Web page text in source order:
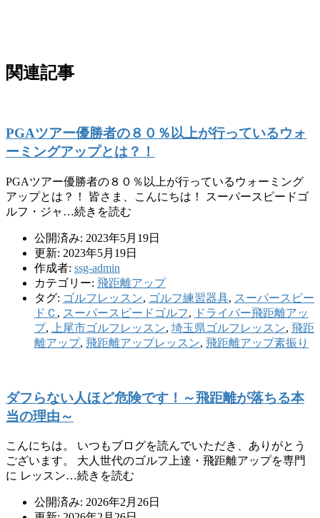
関連記事
PGAツアー優勝者の８０％以上が行っているウォ
ーミングアップとは？！
PGAツアー優勝者の８０％以上が行っているウォーミング
アップとは？！ 皆さま、こんにちは！ スーパースピードゴ
ルフ・ジャ…続きを読む
公開済み: 2023年5月19日
更新: 2023年5月19日
作成者: ssg-admin
カテゴリー: 飛距離アップ
タグ: ゴルフレッスン, ゴルフ練習器具, スーパースピー
ドＣ , スーパースピードゴルフ, ドライバー飛距離アッ
プ, 上尾市ゴルフレッスン, 埼玉県ゴルフレッスン, 飛距
離アップ, 飛距離アップレッスン, 飛距離アップ素振り
ダフらない人ほど危険です！～飛距離が落ちる本
当の理由～
こんにちは。 いつもブログを読んでいただき、ありがとう
ございます。 大人世代のゴルフ上達・飛距離アップを専門
に レッスン…続きを読む
公開済み: 2026年2月26日